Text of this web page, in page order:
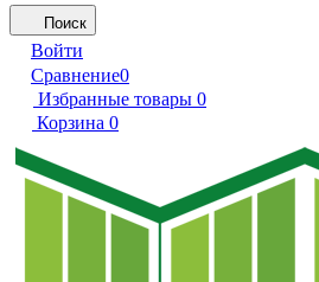
Поиск
Войти
Сравнение0
Избранные товары 0
Корзина 0